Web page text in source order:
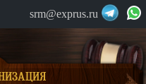
srm@exprus.ru